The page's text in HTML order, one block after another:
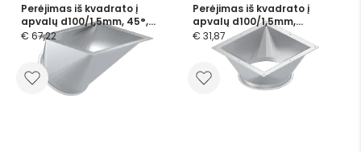
Perėjimas iš kvadrato į
apvalų d100/1,5mm, 45°,
dažytas
€ 67,22
Perėjimas iš kvadrato į
apvalų d100/1,5mm,
cinkuotas
€ 31,87